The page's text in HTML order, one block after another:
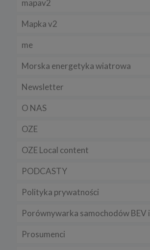
mapav2
Mapka v2
me
Morska energetyka wiatrowa
Newsletter
O NAS
OZE
OZE Local content
PODCASTY
Polityka prywatności
Porównywarka samochodów BEV
Prosumenci